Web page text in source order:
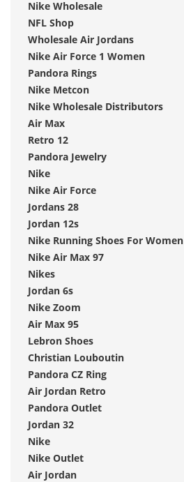
Nike Wholesale
NFL Shop
Wholesale Air Jordans
Nike Air Force 1 Women
Pandora Rings
Nike Metcon
Nike Wholesale Distributors
Air Max
Retro 12
Pandora Jewelry
Nike
Nike Air Force
Jordans 28
Jordan 12s
Nike Running Shoes For Women
Nike Air Max 97
Nikes
Jordan 6s
Nike Zoom
Air Max 95
Lebron Shoes
Christian Louboutin
Pandora CZ Ring
Air Jordan Retro
Pandora Outlet
Jordan 32
Nike
Nike Outlet
Air Jordan